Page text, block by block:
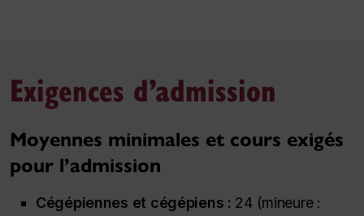
Exigences d’admission
Moyennes minimales et cours exigés
pour l’admission
Cégépiennes et cégépiens : 24 (mineure :